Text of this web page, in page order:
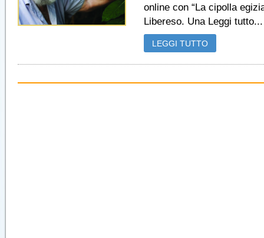
online con “La cipolla
Libereso. Una Leggi tutto...
LEGGI TUTTO